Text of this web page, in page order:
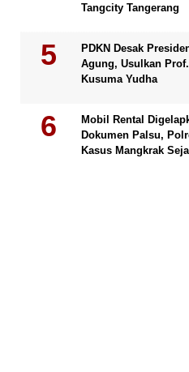
Tangcity Tangerang
PDKN Desak
Agung, Usulkan
Kusuma Yudha
Mobil Rental
Dokumen Palsu,
Kasus Mangkrak